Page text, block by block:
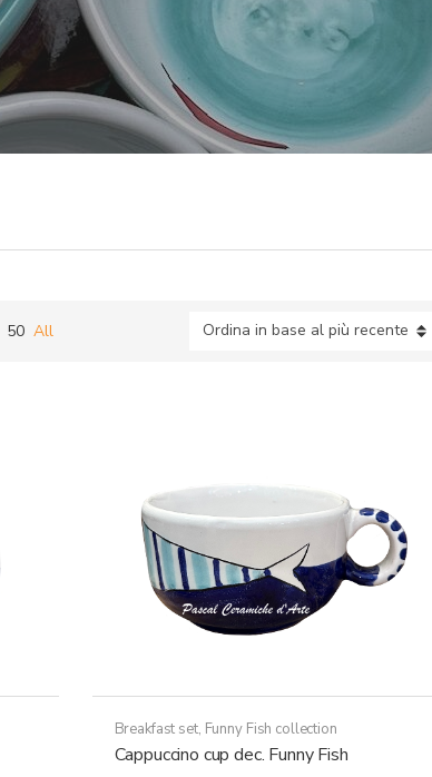
50 All
Breakfast set, Funny Fish collection
Cappuccino cup dec. Funny Fish